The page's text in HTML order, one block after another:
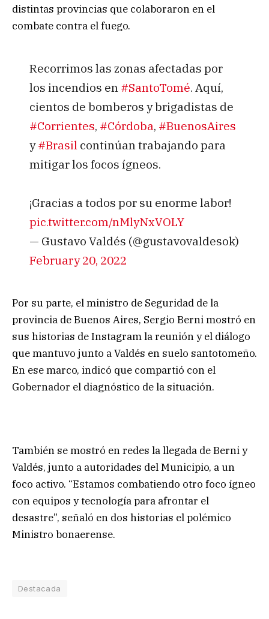
distintas provincias que colaboraron en el
combate contra el fuego.
Recorrimos las zonas afectadas por
los incendios en #SantoTomé. Aquí,
cientos de bomberos y brigadistas de
#Corrientes, #Córdoba, #BuenosAires
y#Brasil continúan trabajando para
mitigar los focos ígneos.
¡Gracias a todos por su enorme labor!
pic.twitter.com/nMlyNxVOLY
— Gustavo Valdés (@gustavovaldesok)
February 20, 2022
Por su parte, el ministro de Seguridad de la
provincia de Buenos Aires, Sergio Berni mostró en
sus historias de Instagram la reunión y el diálogo
que mantuvo junto a Valdés en suelo santotomeño.
En ese marco, indicó que compartió con el
Gobernador el diagnóstico de la situación.
También se mostró en redes la llegada de Berni y
Valdés, junto a autoridades del Municipio, a un
foco activo. “Estamos combatiendo otro foco ígneo
con equipos y tecnología para afrontar el
desastre”, señaló en dos historias el polémico
Ministro bonaerense.
Destacada